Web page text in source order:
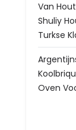
Van
Shuliy
Turkse
Oven